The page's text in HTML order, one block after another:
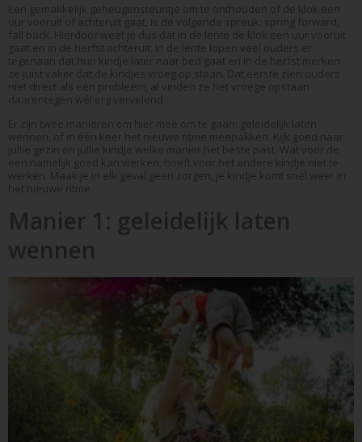
Een gemakkelijk geheugensteuntje om te onthouden of de klok een
uur vooruit of achteruit gaat, is de volgende spreuk: spring forward,
fall back. Hierdoor weet je dus dat in de lente de klok een uur vooruit
gaat en in de herfst achteruit. In de lente lopen veel ouders er
tegenaan dat hun kindje later naar bed gaat en in de herfst merken
ze juist vaker dat de kindjes vroeg op staan. Dat eerste zien ouders
niet direct als een probleem, al vinden ze het vroege opstaan
daarentegen wél erg vervelend.
Er zijn twee manieren om hier mee om te gaan: geleidelijk laten
wennen, of in één keer het nieuwe ritme meepakken. Kijk goed naar
jullie gezin en jullie kindje welke manier het beste past. Wat voor de
een namelijk goed kan werken, hoeft voor het andere kindje niet te
werken. Maak je in elk geval geen zorgen, je kindje komt snel weer in
het nieuwe ritme.
Manier 1: geleidelijk laten
wennen